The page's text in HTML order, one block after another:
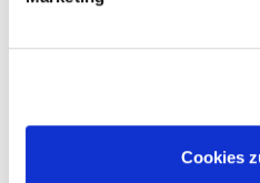
Cookies